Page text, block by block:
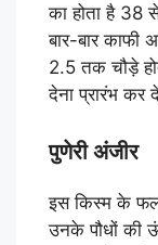
का होता है 38
बार-बार
2.5 तक चौड़े
देना प्रारंभ कर
पुणेरी अंजीर
इस किस्म के फल
उनके पौधों की